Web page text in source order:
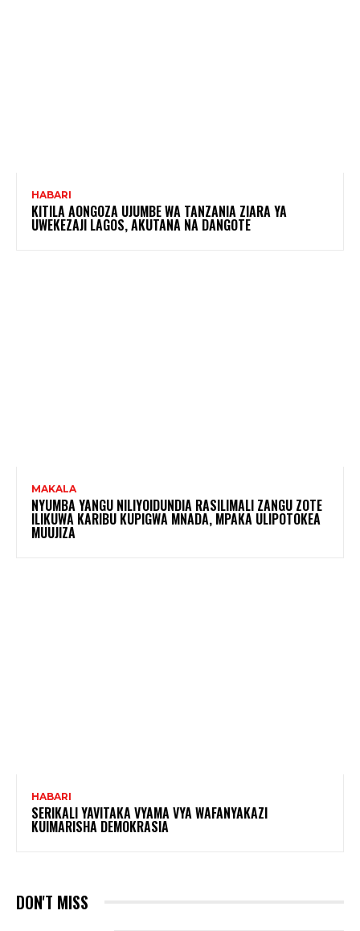
HABARI
KITILA AONGOZA UJUMBE WA TANZANIA ZIARA YA
UWEKEZAJI LAGOS, AKUTANA NA DANGOTE
MAKALA
NYUMBA YANGU NILIYOIDUNDIA RASILIMALI ZANGU ZOTE
ILIKUWA KARIBU KUPIGWA MNADA, MPAKA ULIPOTOKEA
MUUJIZA
HABARI
SERIKALI YAVITAKA VYAMA VYA WAFANYAKAZI
KUIMARISHA DEMOKRASIA
DON'T MISS